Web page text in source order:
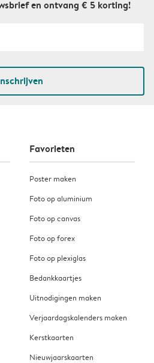
en ontvang € 5 korting!
Favorieten
Poster maken
Foto op aluminium
Foto op canvas
Foto op forex
Foto op plexiglas
Bedankkaartjes
Uitnodigingen maken
Verjaardagskalenders maken
Kerstkaarten
Nieuwjaarskaarten